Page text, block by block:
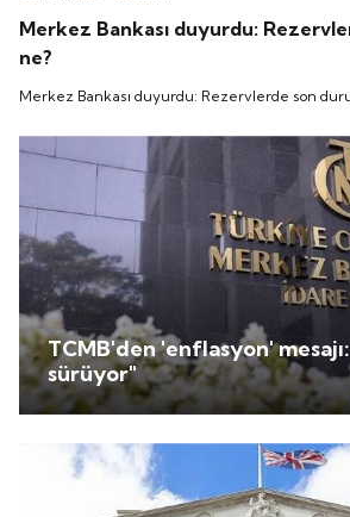
Merkez Bankası duyurdu:
ne?
Merkez Bankası duyurdu: Rezervlerde son
TCMB'den 'enflasyon'
sürüyor"